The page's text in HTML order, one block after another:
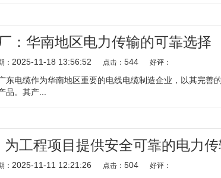
：华南地区电力传输的可靠选择
： 2025-11-18 13:56:52 点击： 544 好评：
东电缆作为华南地区重要的电线电缆制造企业，以其完善
。其产...
工程项目提供安全可靠的电力
： 2025-11-11 12:21:26 点击： 504 好评：